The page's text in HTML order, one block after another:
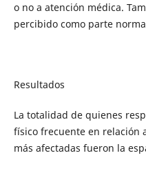
o no a atención médica.
percibido como parte
Resultados
La totalidad de quienes
físico frecuente en relación
más afectadas fueron la